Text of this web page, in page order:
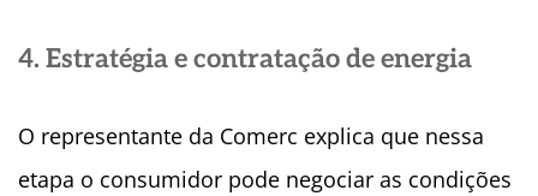
4. Estratégia e contratação de energia
O representante da Comerc explica que nessa
etapa o consumidor pode negociar as condições